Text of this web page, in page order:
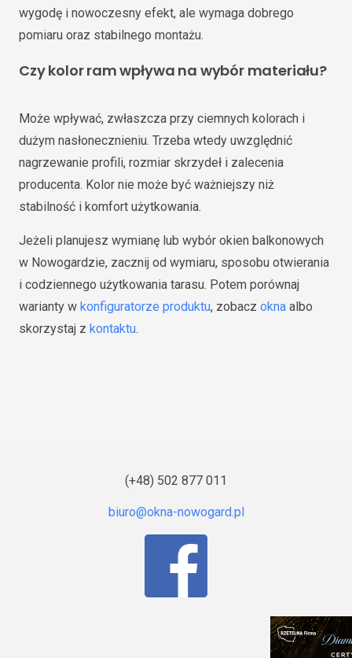
wygodę i nowoczesny efekt, ale wymaga dobrego
pomiaru oraz stabilnego montażu.
Czy kolor ram wpływa na wybór materiału?
Może wpływać, zwłaszcza przy ciemnych kolorach i
dużym nasłonecznieniu. Trzeba wtedy uwzględnić
nagrzewanie profili, rozmiar skrzydeł i zalecenia
producenta. Kolor nie może być ważniejszy niż
stabilność i komfort użytkowania.
Jeżeli planujesz wymianę lub wybór okien balkonowych
w Nowogardzie, zacznij od wymiaru, sposobu otwierania
i codziennego użytkowania tarasu. Potem porównaj
warianty w konfiguratorze produktu, zobacz okna albo
skorzystaj z kontaktu.
(+48) 502 877 011